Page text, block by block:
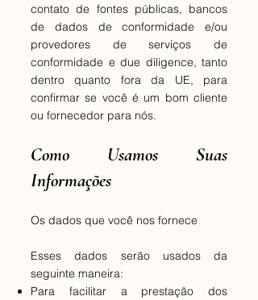
contato de fontes públicas, bancos
de dados de conformidade e/ou
provedores de serviços de
conformidade e due diligence, tanto
dentro quanto fora da UE, para
confirmar se você é um bom cliente
ou fornecedor para nós.
Como Usamos Suas
Informações
Os dados que você nos fornece
Esses dados serão usados da
seguinte maneira:
Para facilitar a prestação dos